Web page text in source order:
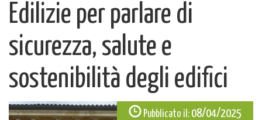
Edilizie per parlare di
sicurezza, salute e
sostenibilità degli edifici
Pubblicato il: 08/04/2025